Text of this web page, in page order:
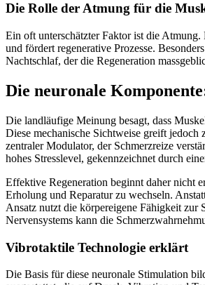
Die Rolle der Atmung für die
Ein oft unterschätzter Faktor ist die Atmung.
und fördert regenerative Prozesse.
Nachtschlaf, der die Regeneration
Die neuronale
Die landläufige Meinung besagt, dass
Diese mechanische Sichtweise greift jedoch
zentraler Modulator, der Schmerzreize
hohes Stresslevel, gekennzeichnet durch
Effektive Regeneration beginnt daher nicht
Erholung und Reparatur zu wechseln.
Ansatz nutzt die körpereigene Fähigkeit zur
Nervensystems kann die
Vibrotaktile Technologie erklärt
Die Basis für diese neuronale Stimulation